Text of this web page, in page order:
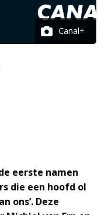
Canal+
de eerste namen
die een hoofd ol
ons’. Deze